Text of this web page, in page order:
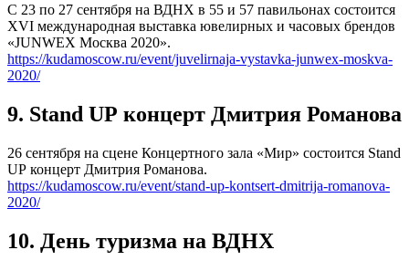
С 23 по 27 сентября на ВДНХ в 55 и 57 павильонах состоится
XVI международная выставка ювелирных и часовых брендов
«JUNWEX Москва 2020».
https://kudamoscow.ru/event/juvelirnaja-vystavka-junwex-moskva-
2020/
9. Stand UP концерт Дмитрия Романова
26 сентября на сцене Концертного зала «Мир» состоится Stand
UP концерт Дмитрия Романова.
https://kudamoscow.ru/event/stand-up-kontsert-dmitrija-romanova-
2020/
10. День туризма на ВДНХ